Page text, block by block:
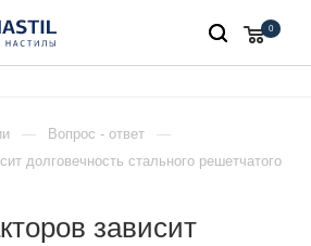
0
Вопрос - ответ
долговечность стального решетчатого
зависит